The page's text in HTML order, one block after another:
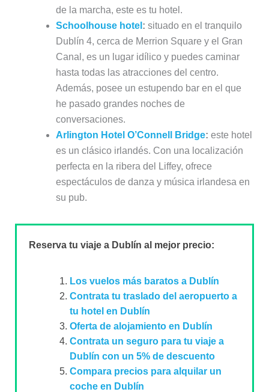
de la marcha, este es tu hotel.
Schoolhouse hotel : situado en el tranquilo
Dublín 4, cerca de Merrion Square y el Gran
Canal, es un lugar idílico y puedes caminar
hasta todas las atracciones del centro.
Además, posee un estupendo bar en el que
he pasado grandes noches de
conversaciones.
Arlington Hotel O’Connell Bridge: este hotel
es un clásico irlandés. Con una localización
perfecta en la ribera del Liffey, ofrece
espectáculos de danza y música irlandesa en
su pub.
Reserva tu viaje a Dublín al mejor precio:
Los vuelos más baratos a Dublín
Contrata tu traslado del aeropuerto a
tu hotel en Dublín
Oferta de alojamiento en Dublín
Contrata un seguro para tu viaje a
Dublín con un 5% de descuento
Compara precios para alquilar un
coche en Dublín